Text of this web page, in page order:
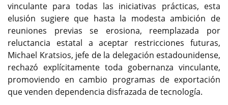
vinculante para todas las iniciativas prácticas, esta
elusión sugiere que hasta la modesta ambición de
reuniones previas se erosiona, reemplazada por
reluctancia estatal a aceptar restricciones futuras,
Michael Kratsios, jefe de la delegación estadounidense,
rechazó explícitamente toda gobernanza vinculante,
promoviendo en cambio programas de exportación
que venden dependencia disfrazada de tecnología.